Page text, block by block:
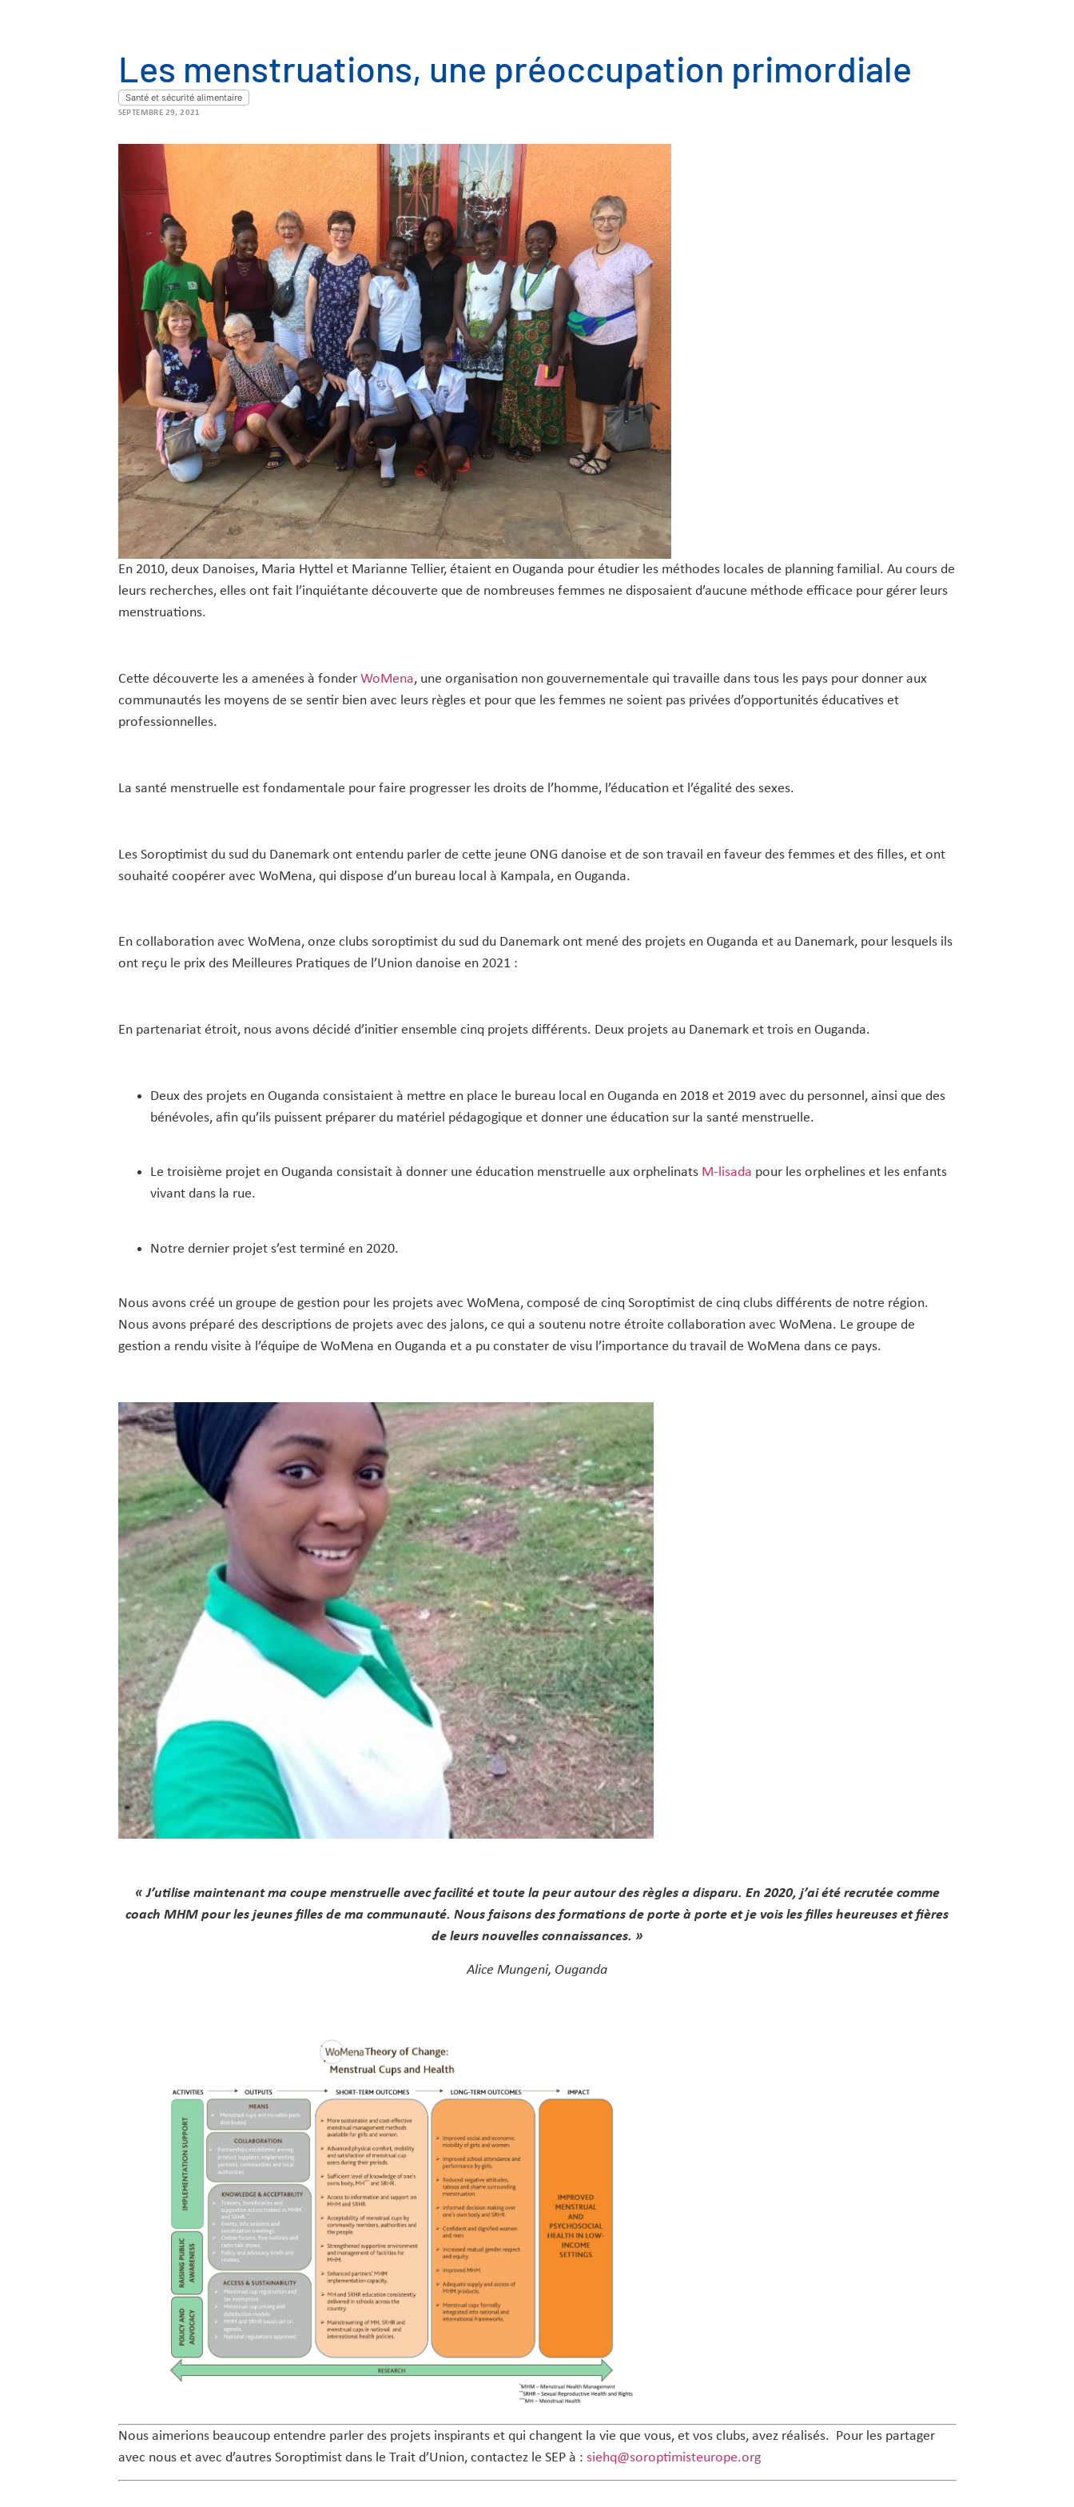
Les menstruations, une préoccupation primordiale
Santé et sécurité alimentaire
SEPTEMBRE 29, 2021
En 2010, deux Danoises, Maria Hyttel et Marianne Tellier, étaient en Ouganda pour étudier les méthodes locales de planning familial. Au cours de
leurs recherches, elles ont fait l’inquiétante découverte que de nombreuses femmes ne disposaient d’aucune méthode efficace pour gérer leurs
menstruations.
Cette découverte les a amenées à fonder WoMena, une organisation non gouvernementale qui travaille dans tous les pays pour donner aux
communautés les moyens de se sentir bien avec leurs règles et pour que les femmes ne soient pas privées d’opportunités éducatives et
professionnelles.
La santé menstruelle est fondamentale pour faire progresser les droits de l’homme, l’éducation et l’égalité des sexes.
Les Soroptimist du sud du Danemark ont entendu parler de cette jeune ONG danoise et de son travail en faveur des femmes et des filles, et ont
souhaité coopérer avec WoMena, qui dispose d’un bureau local à Kampala, en Ouganda.
En collaboration avec WoMena, onze clubs soroptimist du sud du Danemark ont mené des projets en Ouganda et au Danemark, pour lesquels ils
ont reçu le prix des Meilleures Pratiques de l’Union danoise en 2021 :
En partenariat étroit, nous avons décidé d’initier ensemble cinq projets différents. Deux projets au Danemark et trois en Ouganda.
Deux des projets en Ouganda consistaient à mettre en place le bureau local en Ouganda en 2018 et 2019 avec du personnel, ainsi que des
bénévoles, afin qu’ils puissent préparer du matériel pédagogique et donner une éducation sur la santé menstruelle.
Le troisième projet en Ouganda consistait à donner une éducation menstruelle aux orphelinats M-lisada pour les orphelines et les enfants
vivant dans la rue.
Notre dernier projet s’est terminé en 2020.
Nous avons créé un groupe de gestion pour les projets avec WoMena, composé de cinq Soroptimist de cinq clubs différents de notre région.
Nous avons préparé des descriptions de projets avec des jalons, ce qui a soutenu notre étroite collaboration avec WoMena. Le groupe de
gestion a rendu visite à l’équipe de WoMena en Ouganda et a pu constater de visu l’importance du travail de WoMena dans ce pays.
« J’utilise maintenant ma coupe menstruelle avec facilité et toute la peur autour des règles a disparu. En 2020, j’ai été recrutée comme
coach MHM pour les jeunes filles de ma communauté. Nous faisons des formations de porte à porte et je vois les filles heureuses et fières
de leurs nouvelles connaissances. »
Alice Mungeni, Ouganda
Nous aimerions beaucoup entendre parler des projets inspirants et qui changent la vie que vous, et vos clubs, avez réalisés. Pour les partager
avec nous et avec d’autres Soroptimist dans le Trait d’Union, contactez le SEP à : siehq@soroptimisteurope.org